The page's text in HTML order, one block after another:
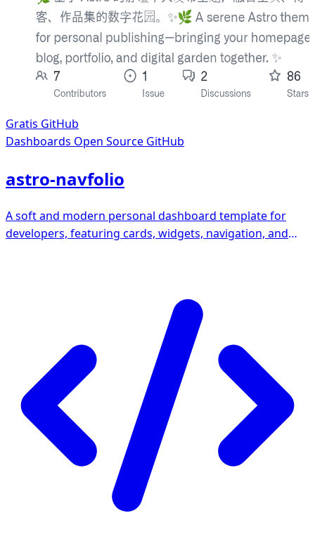
Gratis GitHub
Dashboards Open Source GitHub
astro-navfolio
A soft and modern personal dashboard template for
developers, featuring cards, widgets, navigation, and